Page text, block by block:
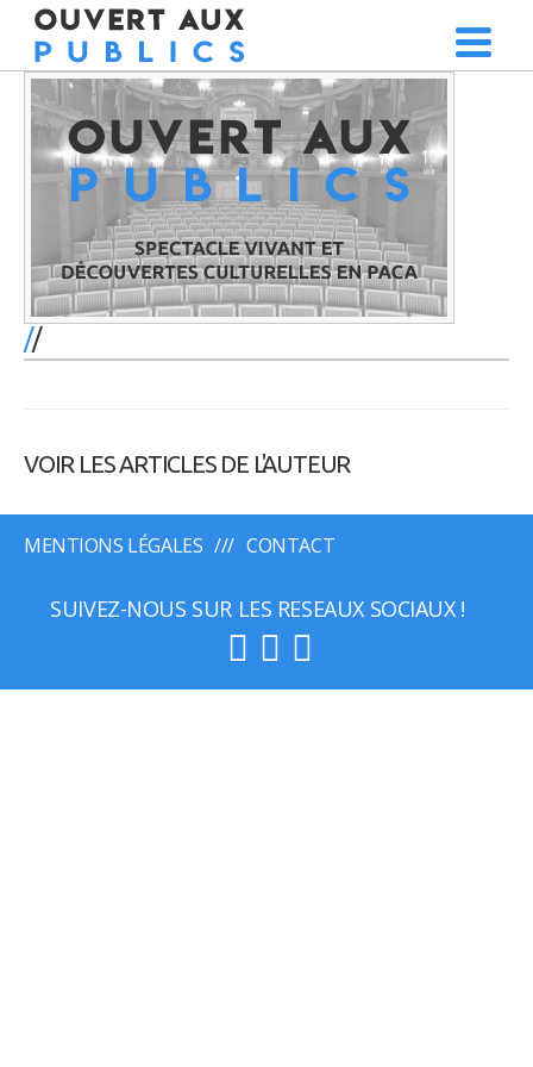
/
VOIR LES ARTICLES DE L'AUTEUR
MENTIONS LÉGALES CONTACT
SUIVEZ-NOUS SUR LES RESEAUX SOCIAUX !